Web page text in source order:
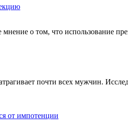
о том, что использование
почти всех мужчин.
от импотенции